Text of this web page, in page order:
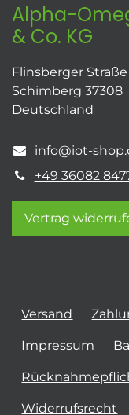
Alpha-
& Co. KG
Flinsberger Straße
Schimberg 37308
Deutschland
info@iot-
+49 36082
Vertrag
Versand
Impressum
Widerrufsrecht